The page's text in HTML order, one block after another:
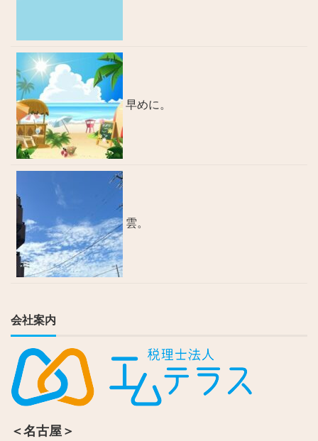
早めに。
雲。
会社案内
＜名古屋＞